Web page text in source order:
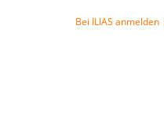
Bei ILIAS anmelden